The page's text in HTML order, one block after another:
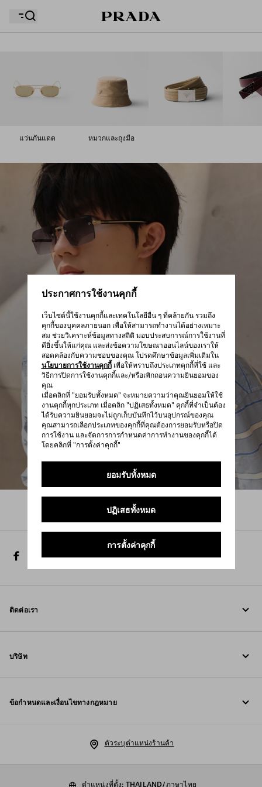
ประกาศการใช้งานคุกกี้
เว็บไซต์นี้ใช้งานคุกกี้และเทคโนโลยีอื่น ๆ ที่คล้ายกัน รวมถึง
คุกกี้ของบุคคลภายนอก เพื่อให้สามารถทำงานได้อย่างเหมาะ
สม ช่วยวิเคราะห์ข้อมูลทางสถิติ มอบประสบการณ์การใช้งานที่
ดียิ่งขึ้นให้แก่คุณ และส่งข้อความโฆษณาออนไลน์ของเราให้
สอดคล้องกับความชอบของคุณ โปรดศึกษาข้อมูลเพิ่มเติมใน
นโยบายการใช้งานคุกกี้เพื่อให้ทราบถึงประเภทคุกกี้ที่ใช้ และ
วิธีการปิดการใช้งานคุกกี้และ/หรือเพิกถอนความยินยอมของ
คุณ
เมื่อคลิกที่ "ยอมรับทั้งหมด" จะหมายความว่าคุณยินยอมให้ใช้
งานคุกกี้ทุกประเภท เมื่อคลิก "ปฏิเสธทั้งหมด" คุกกี้ที่จำเป็นต้อง
ได้รับความยินยอมจะไม่ถูกเก็บบันทึกไว้บนอุปกรณ์ของคุณ
คุณสามารถเลือกประเภทของคุกกี้ที่คุณต้องการยอมรับหรือปิด
การใช้งาน และจัดการการกำหนดค่าการทำงานของคุกกี้ได้
โดยคลิกที่ "การตั้งค่าคุกกี้"
ยอมรับทั้งหมด
ปฏิเสธทั้งหมด
การตั้งค่าคุกกี้
ถุงช้อปปิ้งของคุณว่างเปล่า
ถุงช้อปปิ้งของคุณว่างเปล่า
รายการสิ่งที่อยากได้ของคุณว่างเปล่า สำรวจคอลเล็กชั่น
ต่างๆ บันทึกสินค้าโปรดของคุณ และเก็บรวบรวมไว้ที่นี่
แว่นกันแดด หมวกและถุงมือ
ร่วมเฉลิมฉลองเทศกาลชีซีด้วยการคัดสรรพิเศษจาก Prada
สำรวจ
ผู้ชาย / แอคเซสเซอรี่
facebook
twitterinstagram
youtube
spotifydiscord
linetiktok
ติดต่อเรา
บริษัท
ข้อกำหนดและเงื่อนไขทางกฎหมาย
ตัวระบุตำแหน่งร้านค้า
ตำแหน่งที่ตั้ง: THAILAND/ภาษาไทย